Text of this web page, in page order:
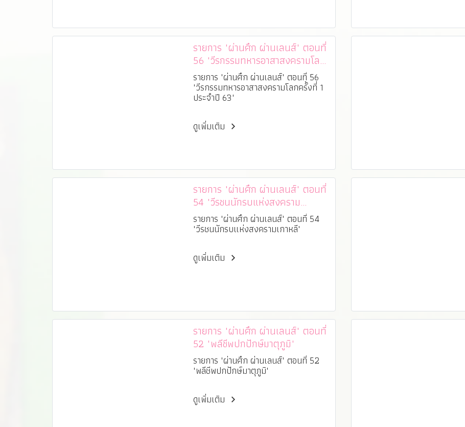
รายการ "ผ่านศึก ผ่านเลนส์" ตอนที่
56 "วีรกรรมทหารอาสาสงครามโลก
ครั้งที่ 1 ประจำปี 63"
รายการ "ผ่านศึก ผ่านเลนส์" ตอนที่ 56
"วีรกรรมทหารอาสาสงครามโลกครั้งที่ 1
ประจำปี 63"
ดูเพิ่มเติม
รายการ "ผ่านศึก ผ่านเลนส์" ตอนที่
54 "วีรชนนักรบแห่งสงคราม
เกาหลี"
รายการ "ผ่านศึก ผ่านเลนส์" ตอนที่ 54
"วีรชนนักรบแห่งสงครามเกาหลี"
ดูเพิ่มเติม
รายการ "ผ่านศึก ผ่านเลนส์" ตอนที่
52 "พลีชีพปกปักษ์มาตุภูมิ"
รายการ "ผ่านศึก ผ่านเลนส์" ตอนที่ 52
"พลีชีพปกปักษ์มาตุภูมิ"
ดูเพิ่มเติม